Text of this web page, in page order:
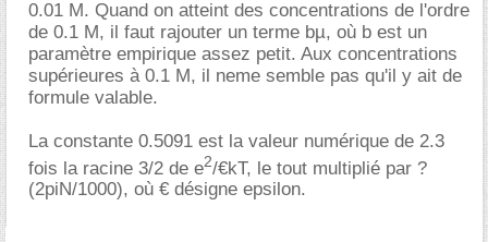
0.01 M. Quand on atteint des concentrations de l'ordre
de 0.1 M, il faut rajouter un terme bµ, où b est un
paramètre empirique assez petit. Aux concentrations
supérieures à 0.1 M, il neme semble pas qu'il y ait de
formule valable.
La constante 0.5091 est la valeur numérique de 2.3
fois la racine 3/2 de e2/€kT, le tout multiplié par ?
(2piN/1000), où € désigne epsilon.